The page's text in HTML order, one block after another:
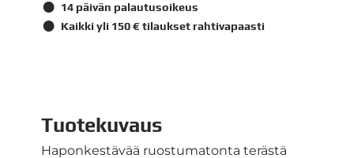
14 päivän palautusoikeus
Kaikki yli 150 € tilaukset rahtivapaasti
Tuotekuvaus
Haponkestävää ruostumatonta terästä